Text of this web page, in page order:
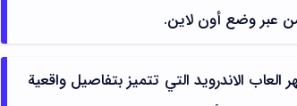
16 مود 2026 من أشهر العاب الاندرويد التي تتميز بتفاصيل واقعية